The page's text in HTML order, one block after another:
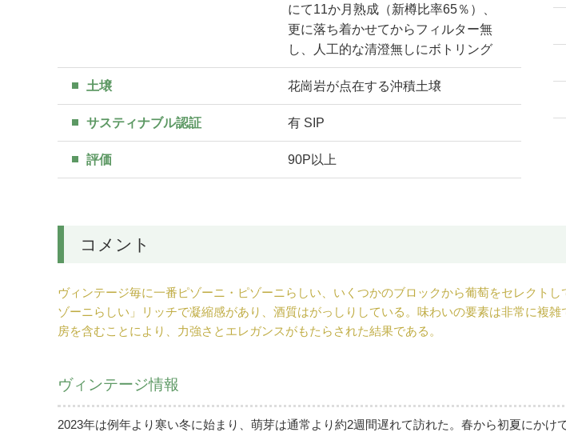
にて11か月熟成（新樽比率65％）、
更に落ち着かせてからフィルター無
し、人工的な清澄無しにボトリング
土壌 花崗岩が点在する沖積土壌
サスティナブル認証 有 SIP
評価 90P以上
コメント
ヴィンテージ毎に一番ピゾーニ・ピゾーニらしい、いくつかのブロックから葡萄をセレクト
ゾーニらしい」リッチで凝縮感があり、酒質はがっしりしている。味わいの要素は非常に複
房を含むことにより、力強さとエレガンスがもたらされた結果である。
ヴィンテージ情報
2023年は例年より寒い冬に始まり、萌芽は通常より約2週間遅れて訪れた。春から初夏にか